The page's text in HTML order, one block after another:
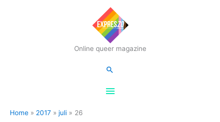
Online queer magazine
Hoofdmenu
Zoeken
Home 2017 juli 26